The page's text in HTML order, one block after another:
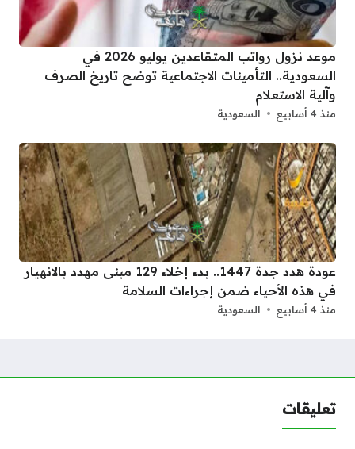
موعد نزول رواتب المتقاعدين يوليو 2026 في
السعودية.. التأمينات الاجتماعية توضح تاريخ الصرف
وآلية الاستعلام
منذ 4 أسابيع السعودية
عودة هدد جدة 1447.. بدء إخلاء 129 مبنى مهدد بالانهيار
في هذه الأحياء ضمن إجراءات السلامة
منذ 4 أسابيع السعودية
تعليقات